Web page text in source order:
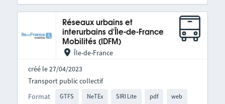
Réseaux urbains et
interurbains d'Île-de-France
Mobilités (IDFM)
Île-de-France
créé le 27/04/2023
Format GTFS NeTEx SIRI Lite pdf web
Transport public collectif